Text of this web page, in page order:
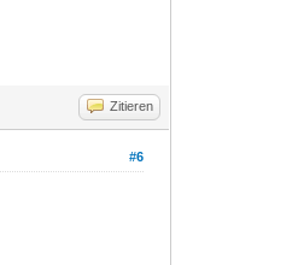
Zitieren
#6